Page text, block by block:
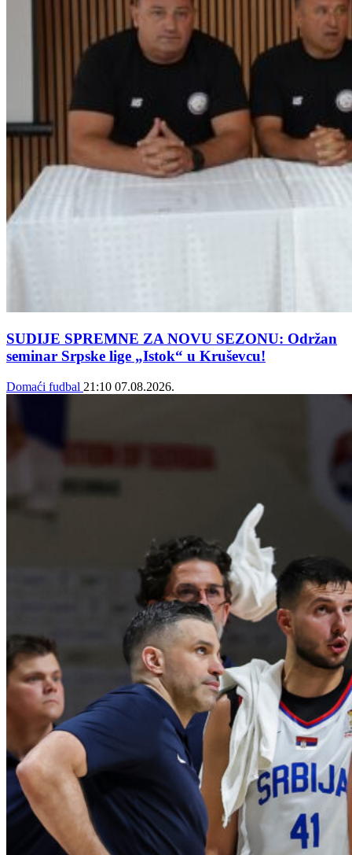
SUDIJE SPREMNE ZA NOVU SEZONU: Održan
seminar Srpske lige „Istok“ u Kruševcu!
Domaći fudbal 21:10 07.08.2026.